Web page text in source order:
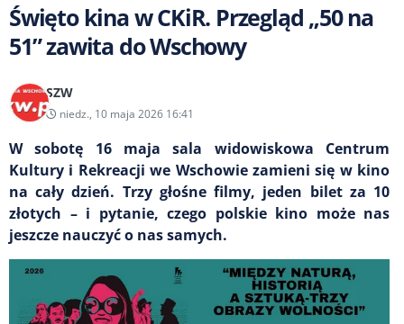
Święto kina w CKiR. Przegląd „50 na
51” zawita do Wschowy
SZW
niedz., 10 maja 2026 16:41
W sobotę 16 maja sala widowiskowa Centrum
Kultury i Rekreacji we Wschowie zamieni się w kino
na cały dzień. Trzy głośne filmy, jeden bilet za 10
złotych – i pytanie, czego polskie kino może nas
jeszcze nauczyć o nas samych.